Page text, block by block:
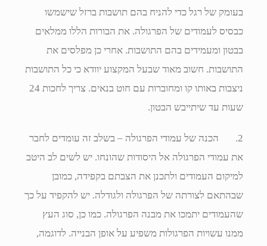
בעומק של רגל כדי להניח בהם תושבות ברזל שישמשו
כבסיס לעמודים של הפרגולה. את הבורות הללו ממלאים
בבטון ומעמידים בהם התושבות. אחרי כן מפלסים את
התושבות. חשוב מאוד שבעל המקצוע יוודא כי כל התושבות
ניצבות באותו קו ומחוברות עם חוט בנאים. צריך לחכות 24
שעות עד שיתייבש הבטון.
2. הכנה של עמודי הפרגולה – בשלב זה עומדים לחבר
את עמודי הפרגולה אל היסודות שהונחו. יש לשים לב היטב
למיקום העמודים ולתכנן את הצבתם בקפידה, כמובן
שבהתאם לצורתה של הפרגולה ולגודלה. יש להקפיד על כך
שהעמודים יתמכו את מבנה הפרגולה. כמו כן, סוג העץ
ממנו עשויות הפרגולות משפיע על אופן הבנייה. לדוגמה,